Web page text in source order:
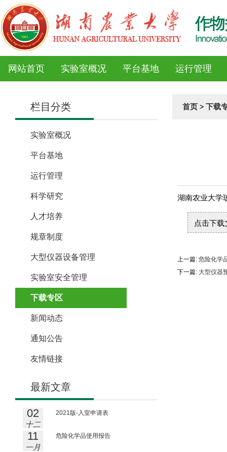
网站首页 实验室概况 平台基地 运行管理
栏目分类
实验室概况
平台基地
运行管理
科学研究
人才培养
规章制度
大型仪器设备管理
实验室安全管理
下载专区
新闻动态
通知公告
友情链接
最新文章
02
十二
月
2021版-入室申请表
11
一月
危险化学品使用报告
首页 > 下载
湖南农业大学
点击下
上一篇: 危险化学
下一篇: 大型仪器